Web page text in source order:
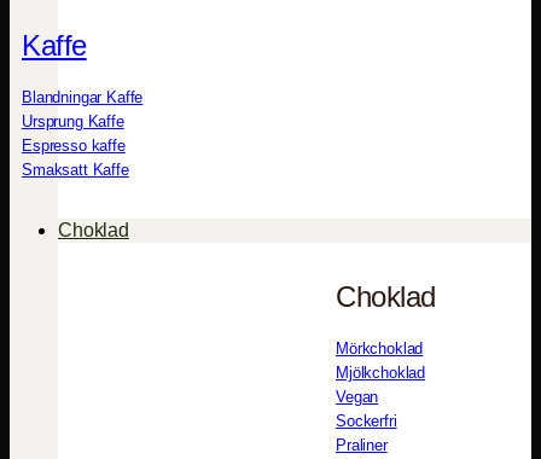
Kaffe
Blandningar Kaffe
Ursprung Kaffe
Espresso kaffe
Smaksatt Kaffe
Choklad
Choklad
Mörkchoklad
Mjölkchoklad
Vegan
Sockerfri
Praliner